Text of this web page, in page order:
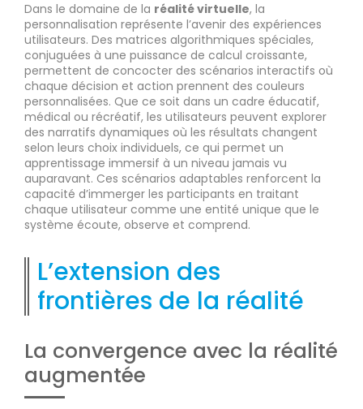
Dans le domaine de la réalité virtuelle, la
personnalisation représente l’avenir des expériences
utilisateurs. Des matrices algorithmiques spéciales,
conjuguées à une puissance de calcul croissante,
permettent de concocter des scénarios interactifs où
chaque décision et action prennent des couleurs
personnalisées. Que ce soit dans un cadre éducatif,
médical ou récréatif, les utilisateurs peuvent explorer
des narratifs dynamiques où les résultats changent
selon leurs choix individuels, ce qui permet un
apprentissage immersif à un niveau jamais vu
auparavant. Ces scénarios adaptables renforcent la
capacité d’immerger les participants en traitant
chaque utilisateur comme une entité unique que le
système écoute, observe et comprend.
L’extension des
frontières de la réalité
La convergence avec la réalité
augmentée